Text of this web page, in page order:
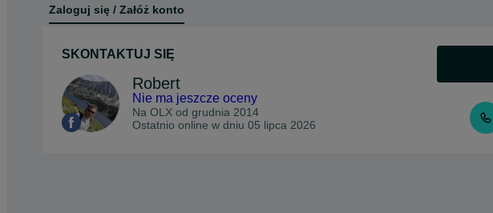
Zaloguj się / Załóż konto
SKONTAKTUJ SIĘ
Robert
Nie ma jeszcze oceny
Na OLX od grudnia 2014
Ostatnio online w dniu 05 lipca 2026